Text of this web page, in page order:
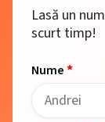
Lasă un
scurt timp!
Nume*